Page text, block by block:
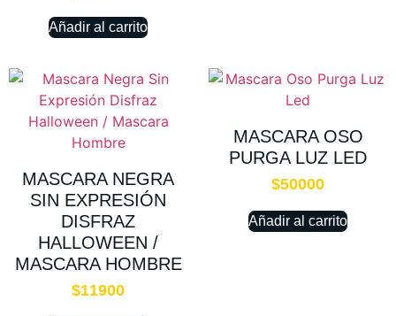
Añadir al carrito
MASCARA NEGRA
SIN EXPRESIÓN
DISFRAZ
HALLOWEEN /
MASCARA HOMBRE
$11900
MASCARA OSO
PURGA LUZ LED
$50000
Añadir al carrito